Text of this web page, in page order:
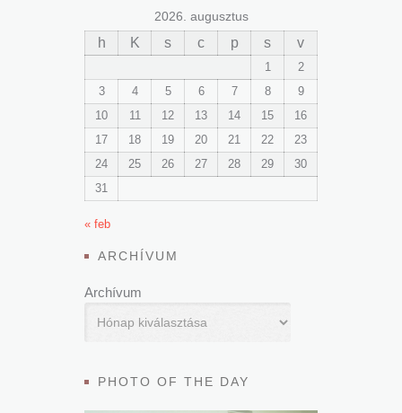
2026. augusztus
h K s c p s v
1
2
3
4 5 6 7 8
9
10
11 12 13 14 15
16
17
18 19 20 21 22
23
24
25 26 27 28 29
30
31
« feb
ARCHÍVUM
Archívum
PHOTO OF THE DAY